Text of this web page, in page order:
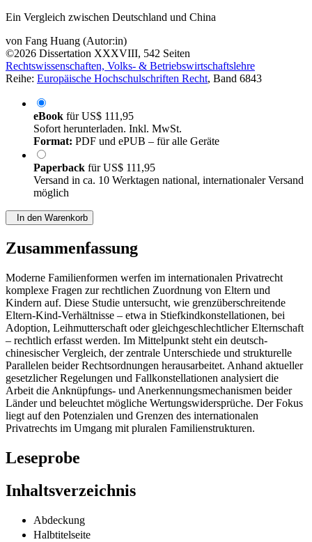
Ein Vergleich zwischen Deutschland und China
von Fang Huang (Autor:in)
©2026 Dissertation XXXVIII, 542 Seiten
Rechtswissenschaften, Volks- & Betriebswirtschaftslehre
Reihe: Europäische Hochschulschriften Recht, Band 6843
eBook fürUS$ 111,95
Sofort herunterladen. Inkl. MwSt.
Format: PDF und ePUB – für alle Geräte
Paperback fürUS$ 111,95
Versand in ca. 10 Werktagen national, internationaler Versand
möglich
In den Warenkorb
Zusammenfassung
Moderne Familienformen werfen im internationalen Privatrecht
komplexe Fragen zur rechtlichen Zuordnung von Eltern und
Kindern auf. Diese Studie untersucht, wie grenzüberschreitende
Eltern-Kind-Verhältnisse – etwa in Stiefkindkonstellationen, bei
Adoption, Leihmutterschaft oder gleichgeschlechtlicher Elternschaft
– rechtlich erfasst werden. Im Mittelpunkt steht ein deutsch-
chinesischer Vergleich, der zentrale Unterschiede und strukturelle
Parallelen beider Rechtsordnungen herausarbeitet. Anhand aktueller
gesetzlicher Regelungen und Fallkonstellationen analysiert die
Arbeit die Anknüpfungs- und Anerkennungsmechanismen beider
Länder und beleuchtet mögliche Wertungswidersprüche. Der Fokus
liegt auf den Potenzialen und Grenzen des internationalen
Privatrechts im Umgang mit pluralen Familienstrukturen.
Leseprobe
Inhaltsverzeichnis
Abdeckung
Halbtitelseite